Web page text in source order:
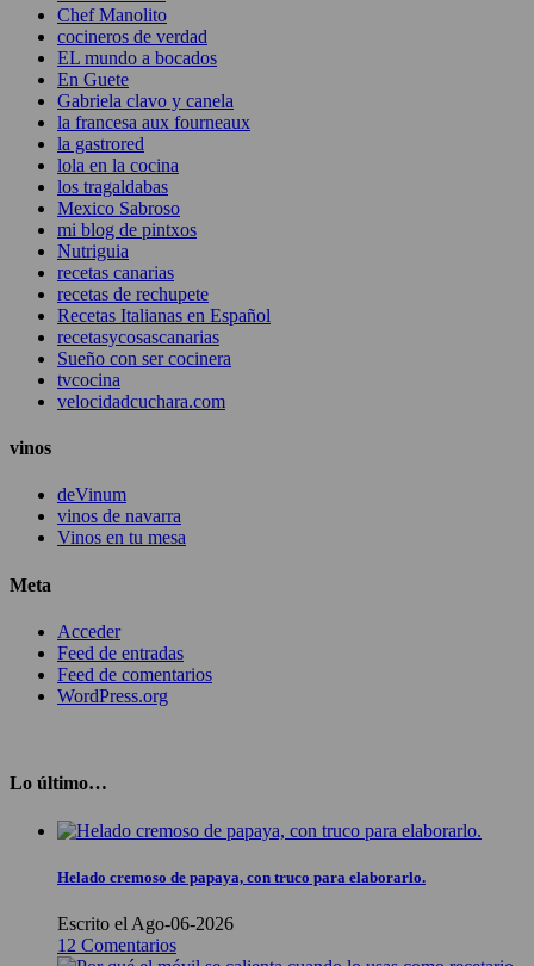
Chef Manolito
cocineros de verdad
EL mundo a bocados
En Guete
Gabriela clavo y canela
la francesa aux fourneaux
la gastrored
lola en la cocina
los tragaldabas
Mexico Sabroso
mi blog de pintxos
Nutriguia
recetas canarias
recetas de rechupete
Recetas Italianas en Español
recetasycosascanarias
Sueño con ser cocinera
tvcocina
velocidadcuchara.com
vinos
deVinum
vinos de navarra
Vinos en tu mesa
Meta
Acceder
Feed de entradas
Feed de comentarios
WordPress.org
Lo último…
Helado cremoso de papaya, con truco para elaborarlo.
Escrito el Ago-06-2026
12 Comentarios